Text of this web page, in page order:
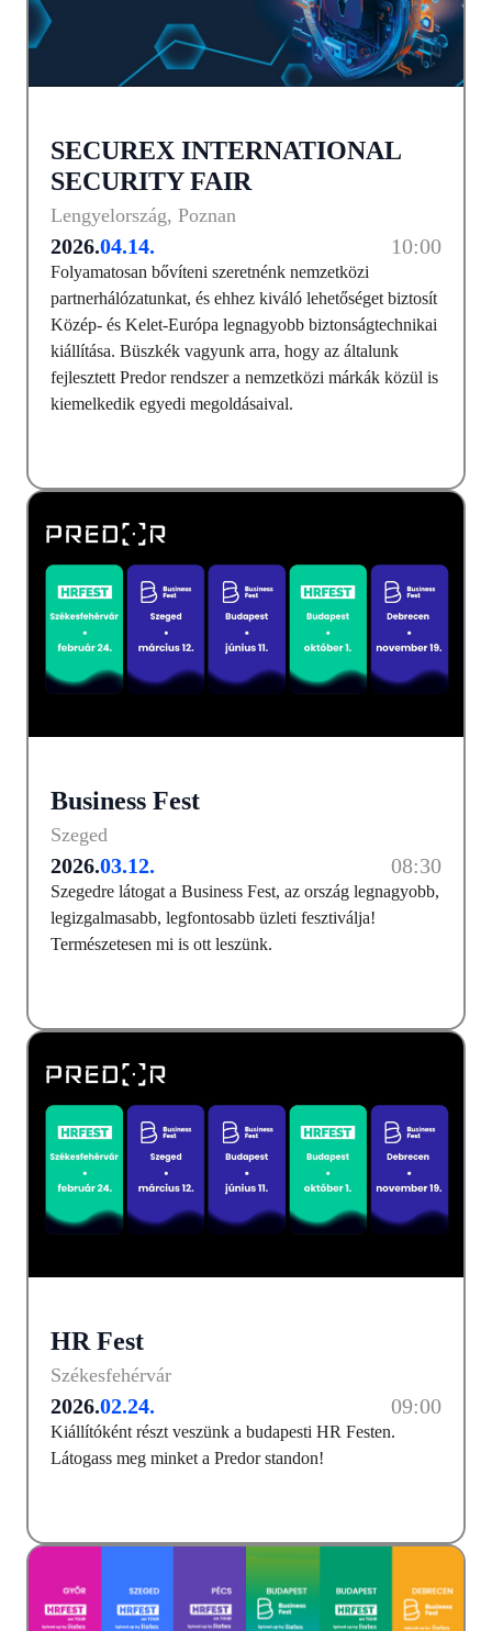
SECUREX INTERNATIONAL
SECURITY FAIR
Lengyelország, Poznan
2026.04.14. 10:00
Folyamatosan bővíteni szeretnénk nemzetközi
partnerhálózatunkat, és ehhez kiváló lehetőséget biztosít
Közép- és Kelet-Európa legnagyobb biztonságtechnikai
kiállítása. Büszkék vagyunk arra, hogy az általunk
fejlesztett Predor rendszer a nemzetközi márkák közül is
kiemelkedik egyedi megoldásaival.
Business Fest
Szeged
2026.03.12. 08:30
Szegedre látogat a Business Fest, az ország legnagyobb,
legizgalmasabb, legfontosabb üzleti fesztiválja!
Természetesen mi is ott leszünk.
HR Fest
Székesfehérvár
2026.02.24. 09:00
Kiállítóként részt veszünk a budapesti HR Festen.
Látogass meg minket a Predor standon!